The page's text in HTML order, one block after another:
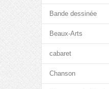
Bande dessinée
Beaux-Arts
cabaret
Chanson